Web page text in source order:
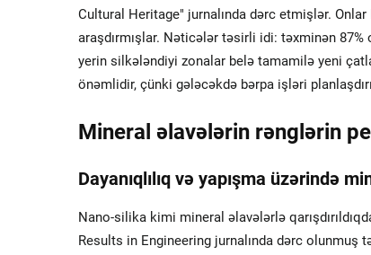
Cultural Heritage" jurnalında dərc etmişlər.
araşdırmışlar. Nəticələr təsirli idi: təxminən
yerin silkələndiyi zonalar belə tamamilə yeni
önəmlidir, çünki gələcəkdə bərpa işləri
Mineral əlavələrin rənglərin
Dayanıqlılıq və yapışma üzərində
Nano-silika kimi mineral əlavələrlə
Results in Engineering jurnalında dərc olunmuş